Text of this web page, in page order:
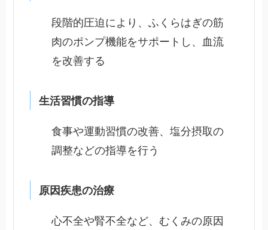
段階的圧迫により、ふくらはぎの筋
肉のポンプ機能をサポートし、血流
を改善する
生活習慣の指導
食事や運動習慣の改善、塩分摂取の
調整などの指導を行う
原因疾患の治療
心不全や腎不全など、むくみの原因